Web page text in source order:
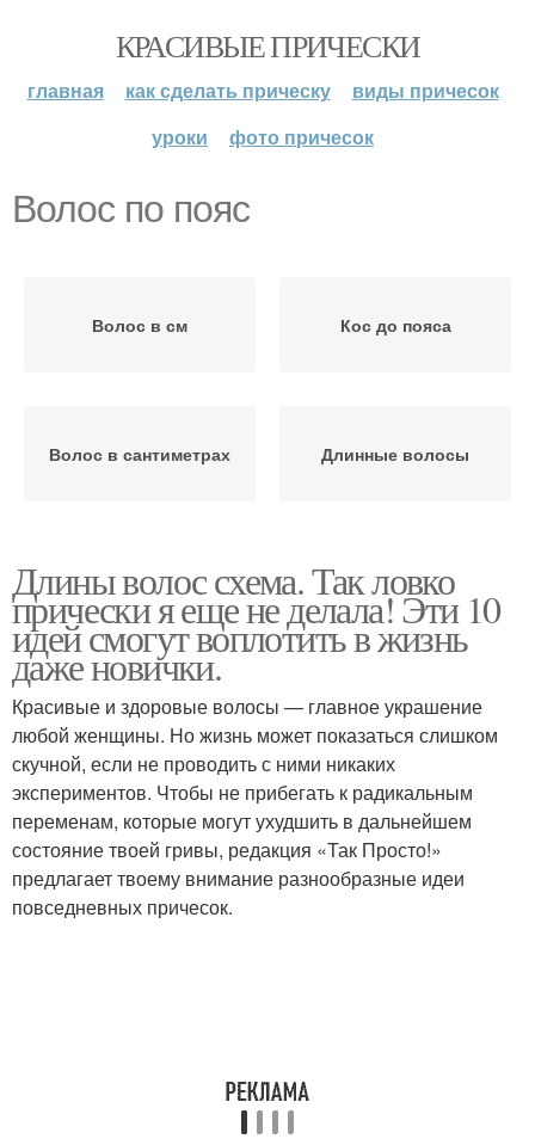
КРАСИВЫЕ ПРИЧЕСКИ
главная как сделать прическу
виды причесок
уроки
фото причесок
Волос по пояс
Волос в см Кос до пояса
Волос в сантиметрах Длинные волосы
Длины волос схема. Так ловко
прически я еще не делала! Эти 10
идей смогут воплотить в жизнь
даже новички.
Красивые и здоровые волосы — главное украшение
любой женщины. Но жизнь может показаться слишком
скучной, если не проводить с ними никаких
экспериментов. Чтобы не прибегать к радикальным
переменам, которые могут ухудшить в дальнейшем
состояние твоей гривы, редакция «Так Просто!»
предлагает твоему внимание разнообразные идеи
повседневных причесок.